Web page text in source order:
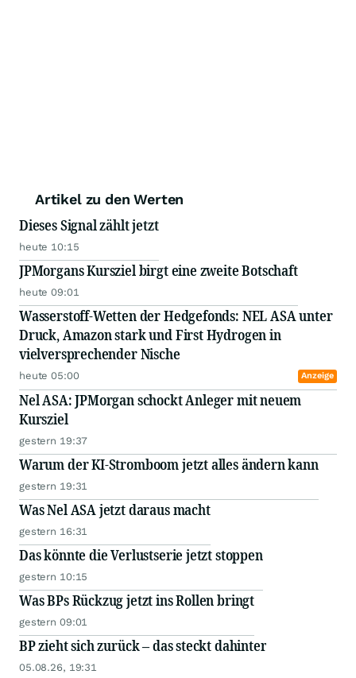
Artikel zu den Werten
Dieses Signal zählt jetzt
heute 10:15
JPMorgans Kursziel birgt eine zweite Botschaft
heute 09:01
Wasserstoff-Wetten der Hedgefonds: NEL ASA unter
Druck, Amazon stark und First Hydrogen in
vielversprechender Nische
heute 05:00 Anzeige
Nel ASA: JPMorgan schockt Anleger mit neuem
Kursziel
gestern 19:37
Warum der KI-Stromboom jetzt alles ändern kann
gestern 19:31
Was Nel ASA jetzt daraus macht
gestern 16:31
Das könnte die Verlustserie jetzt stoppen
gestern 10:15
Was BPs Rückzug jetzt ins Rollen bringt
gestern 09:01
BP zieht sich zurück – das steckt dahinter
05.08.26, 19:31